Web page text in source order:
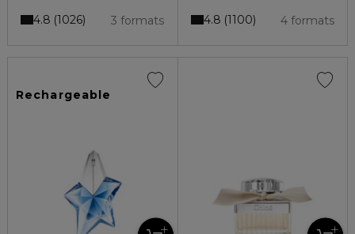
3 formats
4.8 1026 4 formats
4.8 1100
Rechargeable